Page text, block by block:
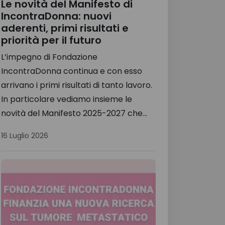
Le novità del Manifesto di
IncontraDonna: nuovi
aderenti, primi risultati e
priorità per il futuro
L’impegno di Fondazione
IncontraDonna continua e con esso
arrivano i primi risultati di tanto lavoro.
In particolare vediamo insieme le
novità del Manifesto 2025-2027 che...
16 Luglio 2026